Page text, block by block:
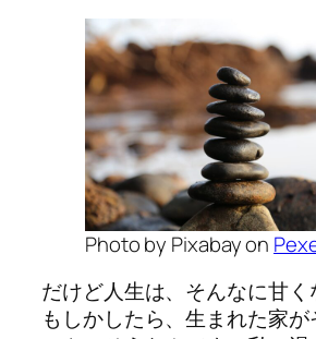
Photo by Pixabay on
だけど人生は、そんなに甘く
もしかしたら、生まれた家が